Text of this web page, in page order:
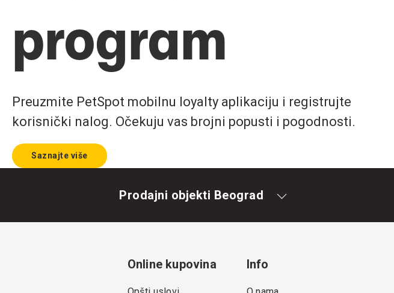
program
Preuzmite PetSpot mobilnu loyalty aplikaciju i registrujte
korisnički nalog. Očekuju vas brojni popusti i pogodnosti.
Saznajte više
Prodajni objekti Beograd
Online kupovina Info